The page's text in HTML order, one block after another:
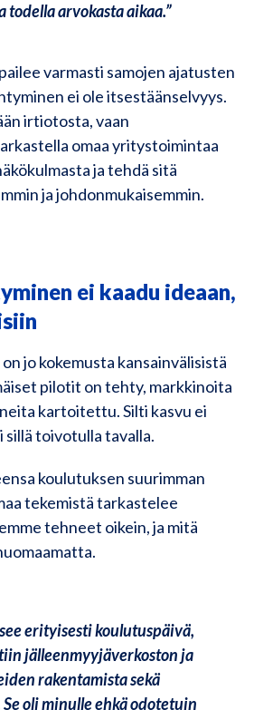
arvokasta aikaa.”
varmasti samojen ajatusten
ei ole itsestäänselvyys.
irtiotosta, vaan
omaa yritystoimintaa
ja tehdä sitä
ja johdonmukaisemmin.
ei kaadu ideaan,
jo kokemusta kansainvälisistä
pilotit on tehty, markkinoita
kartoitettu. Silti kasvu ei
sillä toivotulla tavalla.
koulutuksen suurimman
tekemistä tarkastelee
tehneet oikein, ja mitä
erityisesti koulutuspäivä,
jälleenmyyjäverkoston ja
rakentamista sekä
oli minulle ehkä odotetuin